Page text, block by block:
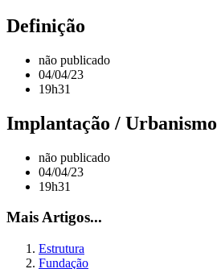
Definição
não publicado
04/04/23
19h31
Implantação / Urbanismo
não publicado
04/04/23
19h31
Mais Artigos...
Estrutura
Fundação